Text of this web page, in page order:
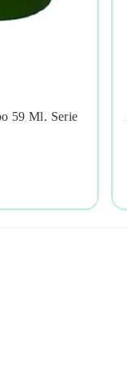
59 Ml. Serie